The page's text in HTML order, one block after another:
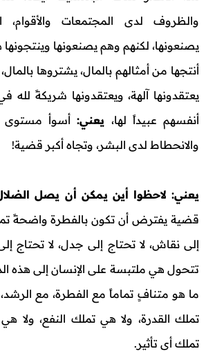
والظروف لدى المجتمعات
يصنعونها، لكنهم وهم يصنعونها
أنتجها من أمثالهم بالمال، يشتروها بالمال،
يعتقدونها آلهة، ويعتقدونها شريكةً لله
أنفسهم عبيداً لها، يعني:أسوأ مستوى
والانحطاط لدى البشر، وتجاه أكبر قضية!
يعني: لاحظوا أين يمكن أن يصل
قضية يفترض أن تكون بالفطرة واضحةً
إلى نقاش، لا تحتاج إلى جدل، لا تحتاج
تتحول هي ملتبسة على الإنسان إلى هذه
ما هو متنافٍ تماماً مع الفطرة، مع الرشد،
تملك القدرة، ولا هي تملك النفع، ولا
تملك أي تأثير.